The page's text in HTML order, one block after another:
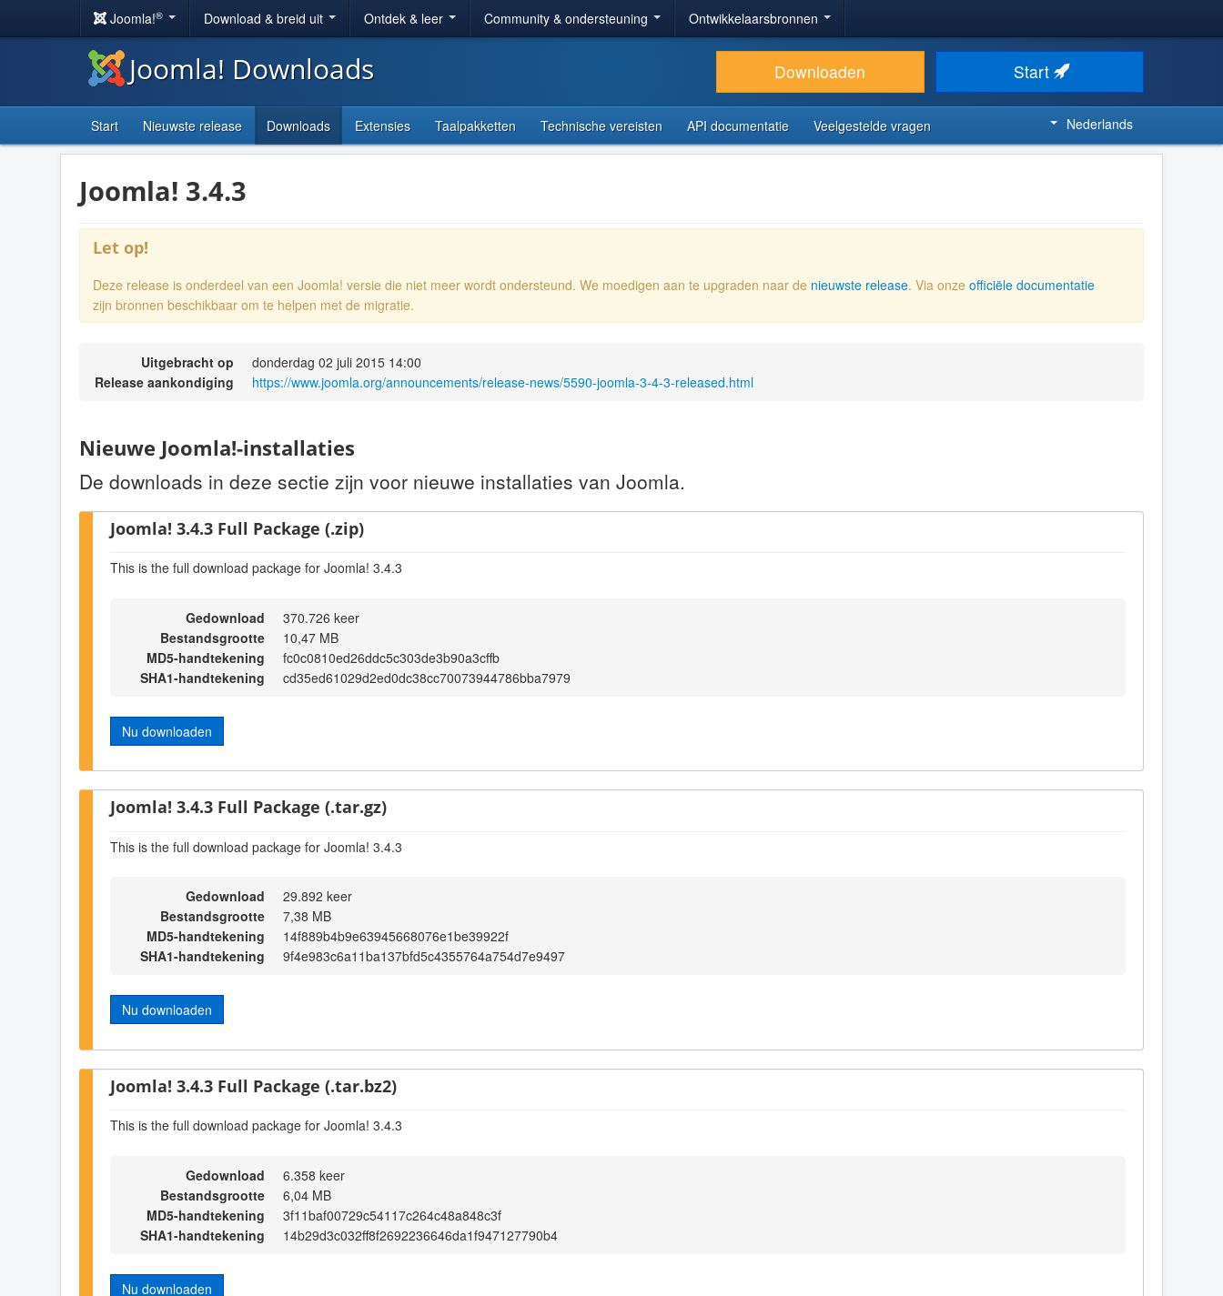
Joomla!® Download & breid uit Ontdek & leer Community & ondersteuning Ontwikkelaarsbronnen
Joomla! Downloads Downloaden Start
Start Nieuwste release Downloads Extensies Taalpakketten Technische vereisten API documentatie Veelgestelde vragen Nederlands
Joomla! 3.4.3
Let op!
Deze release is onderdeel van een Joomla! versie die niet meer wordt ondersteund. We moedigen aan te upgraden naar de nieuwste release. Via onze officiële documentatie
zijn bronnen beschikbaar om te helpen met de migratie.
Uitgebracht op
donderdag 02 juli 2015 14:00
Release aankondiging
https://www.joomla.org/announcements/release-news/5590-joomla-3-4-3-released.html
Nieuwe Joomla!-installaties
De downloads in deze sectie zijn voor nieuwe installaties van Joomla.
Joomla! 3.4.3 Full Package (.zip)
This is the full download package for Joomla! 3.4.3
Gedownload
370.726 keer
Bestandsgrootte
10,47 MB
MD5-handtekening
fc0c0810ed26ddc5c303de3b90a3cffb
SHA1-handtekening
cd35ed61029d2ed0dc38cc70073944786bba7979
Nu downloaden
Joomla! 3.4.3 Full Package (.tar.gz)
This is the full download package for Joomla! 3.4.3
Gedownload
29.892 keer
Bestandsgrootte
7,38 MB
MD5-handtekening
14f889b4b9e63945668076e1be39922f
SHA1-handtekening
9f4e983c6a11ba137bfd5c4355764a754d7e9497
Nu downloaden
Joomla! 3.4.3 Full Package (.tar.bz2)
This is the full download package for Joomla! 3.4.3
Gedownload
6.358 keer
Bestandsgrootte
6,04 MB
MD5-handtekening
3f11baf00729c54117c264c48a848c3f
SHA1-handtekening
14b29d3c032ff8f2692236646da1f947127790b4
Nu downloaden